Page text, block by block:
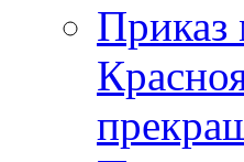
Приказ